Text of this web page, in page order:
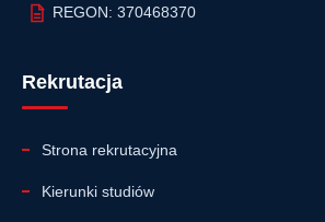
REGON: 370468370
Rekrutacja
Strona rekrutacyjna
Kierunki studiów